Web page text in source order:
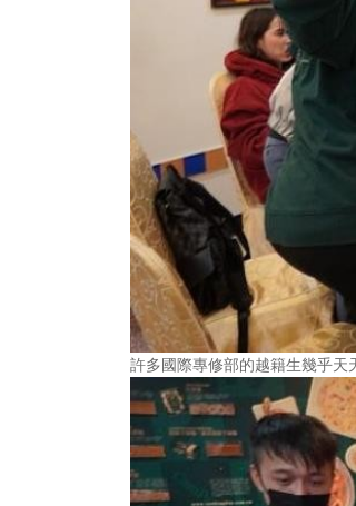
許多國際專修部的越籍生幾乎天